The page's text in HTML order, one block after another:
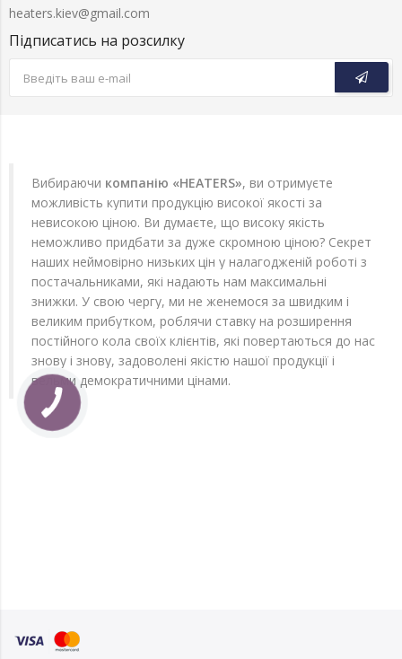
heaters.kiev@gmail.com
Підписатись на розсилку
Вибираючи компанію «HEATERS», ви отримуєте
можливість купити продукцію високої якості за
невисокою ціною. Ви думаєте, що високу якість
неможливо придбати за дуже скромною ціною? Секрет
наших неймовірно низьких цін у налагодженій роботі з
постачальниками, які надають нам максимальні
знижки. У свою чергу, ми не женемося за швидким і
великим прибутком, роблячи ставку на розширення
постійного кола своїх клієнтів, які повертаються до нас
знову і знову, задоволені якістю нашої продукції і
вельми демократичними цінами.